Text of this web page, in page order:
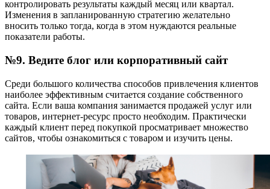
контролировать результаты каждый месяц или квартал.
Изменения в запланированную стратегию желательно
вносить только тогда, когда в этом нуждаются реальные
показатели работы.
№9. Ведите блог или корпоративный сайт
Среди большого количества способов привлечения клиентов
наиболее эффективным считается создание собственного
сайта. Если ваша компания занимается продажей услуг или
товаров, интернет-ресурс просто необходим. Практически
каждый клиент перед покупкой просматривает множество
сайтов, чтобы ознакомиться с товаром и изучить цены.